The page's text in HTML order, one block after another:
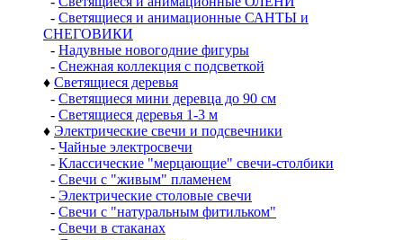
- Светящиеся и анимационные САНТЫ и
СНЕГОВИКИ
- Надувные новогодние фигуры
- Снежная коллекция с подсветкой
♦ Светящиеся деревья
- Светящиеся мини деревца до 90 см
- Светящиеся деревья 1-3 м
♦ Электрические свечи и подсвечники
- Чайные электросвечи
- Классические "мерцающие" свечи-столбики
- Свечи с "живым" пламенем
- Электрические столовые свечи
- Свечи с "натуральным фитильком"
- Свечи в стаканах